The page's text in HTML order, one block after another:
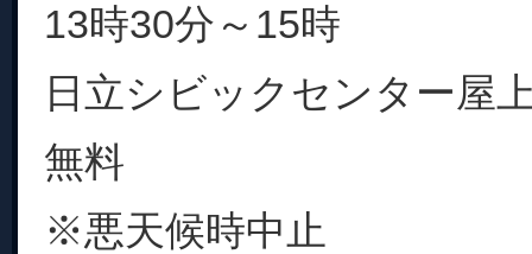
13時30分～15時
日立シビックセンター屋
無料
※悪天候時中止